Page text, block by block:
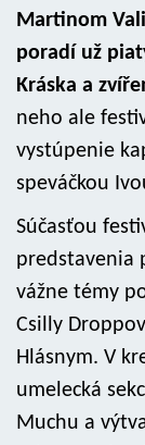
Martinom
poradí už
Kráska a
neho ale
vystúpenie
speváčkou
Súčasťou
predstavenia
vážne témy
Csilly
Hlásnym. V
umelecká
Muchu a